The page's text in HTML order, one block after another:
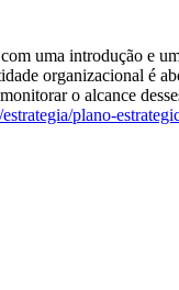
uma introdução e
organizacional é
o alcance
plano-